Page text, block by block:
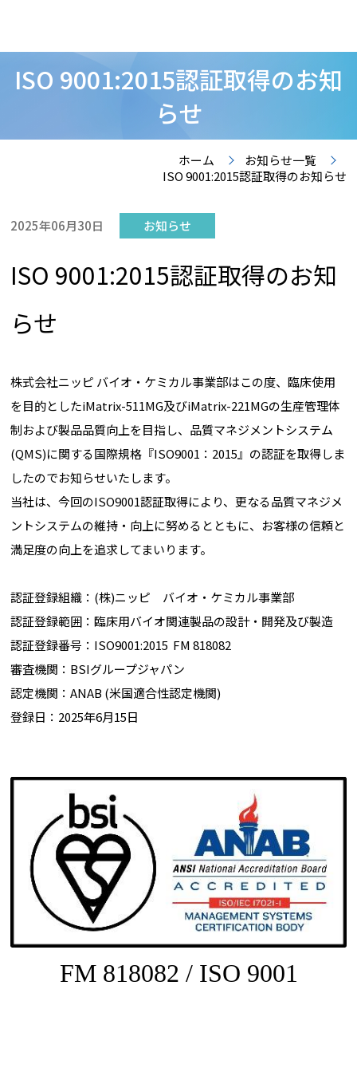
ISO 9001:2015認証取得のお知
らせ
ホーム
お知らせ一覧
ISO 9001:2015認証取得のお知らせ
2025年06月30日 お知らせ
ISO 9001:2015認証取得のお知
らせ
株式会社ニッピ バイオ・ケミカル事業部はこの度、臨床使用
を目的としたiMatrix-511MG及びiMatrix-221MGの生産管理体
制および製品品質向上を目指し、品質マネジメントシステム
(QMS)に関する国際規格『ISO9001：2015』の認証を取得しま
したのでお知らせいたします。
当社は、今回のISO9001認証取得により、更なる品質マネジメ
ントシステムの維持・向上に努めるとともに、お客様の信頼と
満足度の向上を追求してまいります。
認証登録組織：(株)ニッピ バイオ・ケミカル事業部
認証登録範囲：臨床用バイオ関連製品の設計・開発及び製造
認証登録番号：ISO9001:2015 FM 818082
審査機関：BSIグループジャパン
認定機関：ANAB (米国適合性認定機関)
登録日：2025年6月15日
FM 818082 / ISO 9001